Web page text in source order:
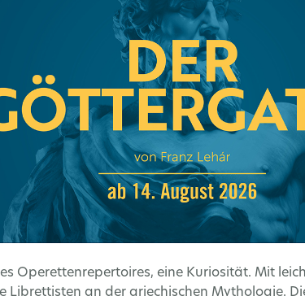
Operettenrepertoires, eine Kuriosität. Mit
Librettisten an der griechischen Mythologie.